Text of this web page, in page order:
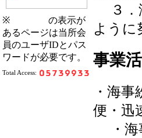
※
の表示が
あるページは当所会
員のユーザIDとパス
ワードが必要です。
Total Access:
３．
ように
事業
・海
便・迅
・海